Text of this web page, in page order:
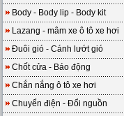
Body - Body lip - Body kit
Lazang - mâm xe ô tô xe hơi
Đuôi gió - Cánh lướt gió
Chốt cửa - Báo động
Chắn nắng ô tô xe hơi
Chuyển điện - Đổi nguồn